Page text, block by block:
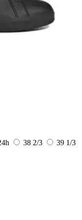
38 2/3
39 1/3